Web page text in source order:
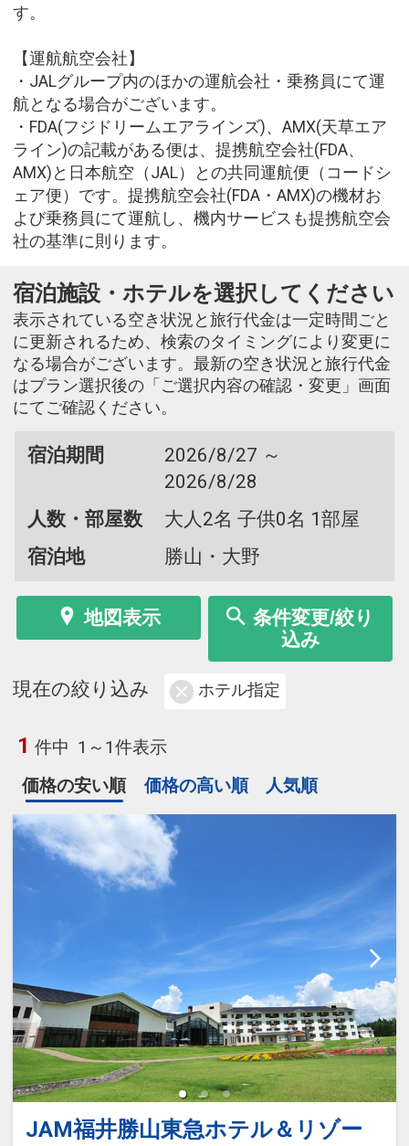
す。
【運航航空会社】
・JALグループ内のほかの運航会社・乗務員にて運
航となる場合がございます。
・FDA(フジドリームエアラインズ)、AMX(天草エア
ライン)の記載がある便は、提携航空会社(FDA、
AMX)と日本航空（JAL）との共同運航便（コードシ
ェア便）です。提携航空会社(FDA・AMX)の機材お
よび乗務員にて運航し、機内サービスも提携航空会
社の基準に則ります。
宿泊施設・ホテルを選択してください
表示されている空き状況と旅行代金は一定時間ごと
に更新されるため、検索のタイミングにより変更に
なる場合がございます。最新の空き状況と旅行代金
はプラン選択後の「ご選択内容の確認・変更」画面
にてご確認ください。
宿泊期間
2026/8/27 ～
2026/8/28
人数・部屋数
大人2名 子供0名 1部屋
宿泊地
勝山・大野
地図表示
条件変更/絞り
込み
現在の絞り込み ホテル指定
1 件中 1～1件表示
価格の安い順
価格の高い順 人気順
JAM福井勝山東急ホテル＆リゾー